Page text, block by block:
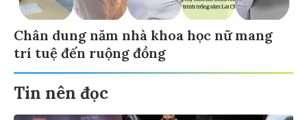
Chân dung năm nhà khoa học nữ mang
trí tuệ đến ruộng đồng
Tin nên đọc